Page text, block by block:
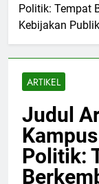
Politik: Tempat
Kebijakan Publik
ARTIKEL
Judul
Politik: